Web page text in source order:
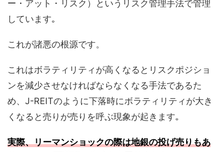
ー・アット・リスク）というリスク管理手法で管理
しています｡
これが諸悪の根源です。
これはボラティリティが高くなるとリスクポジショ
ンを減少させなければならなくなる手法であるた
め、J-REITのように下落時にボラティリティが大き
くなると売りが売りを呼ぶ現象が起きます｡
実際、リーマンショックの際は地銀の投げ売りもあ